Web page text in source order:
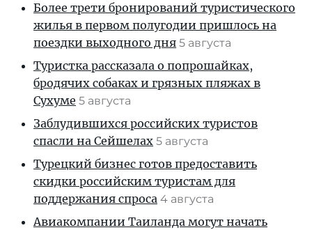
Более трети бронирований туристического
жилья в первом полугодии пришлось на
поездки выходного дня 5 августа
Туристка рассказала о попрошайках,
бродячих собаках и грязных пляжах в
Сухуме 5 августа
Заблудившихся российских туристов
спасли на Сейшелах 5 августа
Турецкий бизнес готов предоставить
скидки российским туристам для
поддержания спроса 4 августа
Авиакомпании Таиланда могут начать